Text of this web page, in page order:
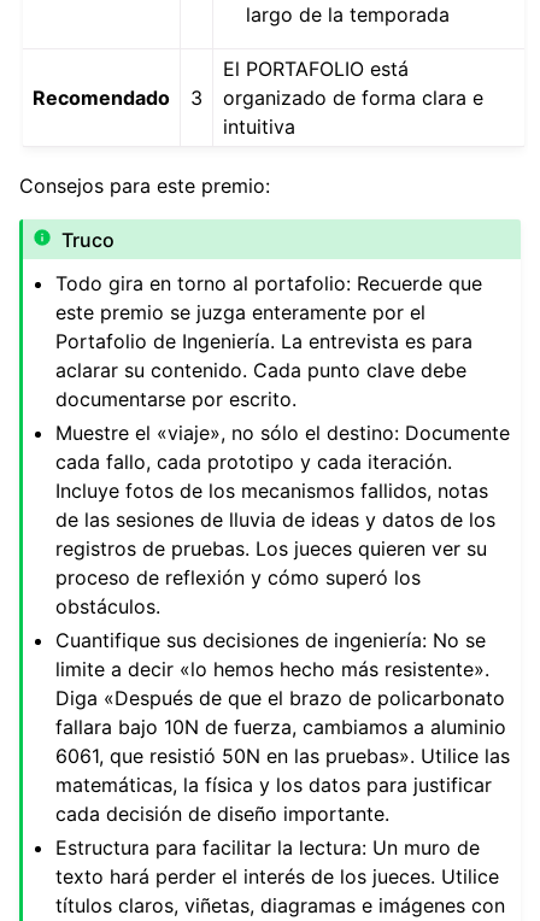
largo de la temporada
Recomendado 3
El PORTAFOLIO está
organizado de forma clara e
intuitiva
Consejos para este premio:
Truco
Todo gira en torno al portafolio: Recuerde que
este premio se juzga enteramente por el
Portafolio de Ingeniería. La entrevista es para
aclarar su contenido. Cada punto clave debe
documentarse por escrito.
Muestre el «viaje», no sólo el destino: Documente
cada fallo, cada prototipo y cada iteración.
Incluye fotos de los mecanismos fallidos, notas
de las sesiones de lluvia de ideas y datos de los
registros de pruebas. Los jueces quieren ver su
proceso de reflexión y cómo superó los
obstáculos.
Cuantifique sus decisiones de ingeniería: No se
limite a decir «lo hemos hecho más resistente».
Diga «Después de que el brazo de policarbonato
fallara bajo 10N de fuerza, cambiamos a aluminio
6061, que resistió 50N en las pruebas». Utilice las
matemáticas, la física y los datos para justificar
cada decisión de diseño importante.
Estructura para facilitar la lectura: Un muro de
texto hará perder el interés de los jueces. Utilice
títulos claros, viñetas, diagramas e imágenes con